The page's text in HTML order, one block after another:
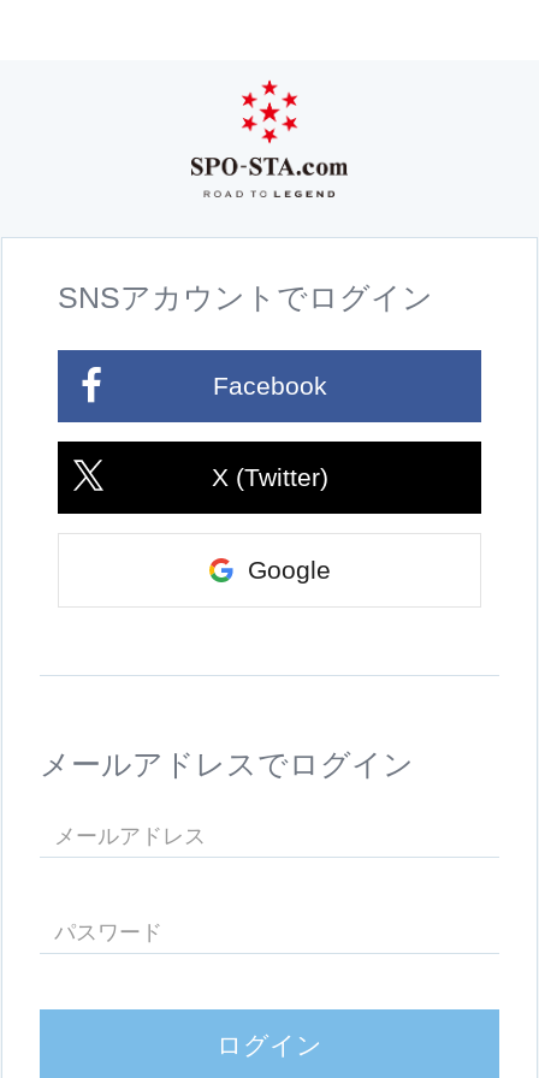
SNSアカウントでログイン
Facebook
X (Twitter)
Google
メールアドレスでログイン
ログイン